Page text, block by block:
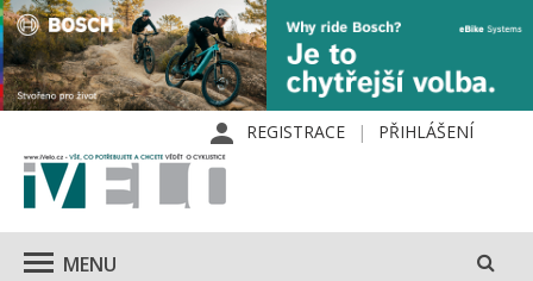
REGISTRACE PŘIHLÁŠENÍ
MENU